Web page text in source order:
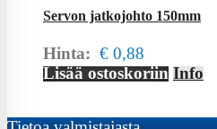
Servon jatkojohto 150mm
Hinta: € 0,88
Lisää ostoskoriin Info